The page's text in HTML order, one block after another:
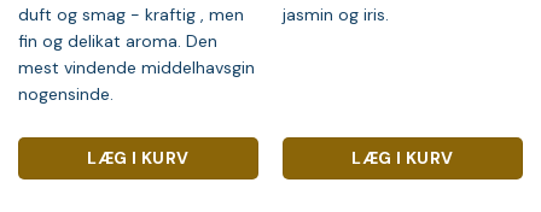
duft og smag - kraftig , men
fin og delikat aroma. Den
mest vindende middelhavsgin
nogensinde.
LÆG I KURV
jasmin og iris.
LÆG I KURV